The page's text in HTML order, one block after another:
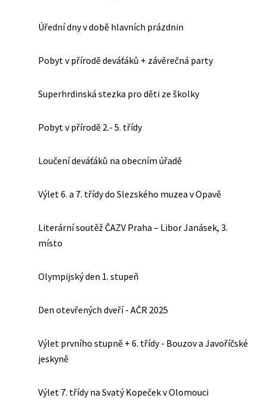
Úřední dny v době hlavních prázdnin
Pobyt v přírodě deváťáků + závěrečná party
Superhrdinská stezka pro děti ze školky
Pobyt v přírodě 2.- 5. třídy
Loučení deváťáků na obecním úřadě
Výlet 6. a 7. třídy do Slezského muzea v Opavě
Literární soutěž ČAZV Praha – Libor Janásek, 3.
místo
Olympijský den 1. stupeň
Den otevřených dveří - AČR 2025
Výlet prvního stupně + 6. třídy - Bouzov a Javoříčské
jeskyně
Výlet 7. třídy na Svatý Kopeček v Olomouci